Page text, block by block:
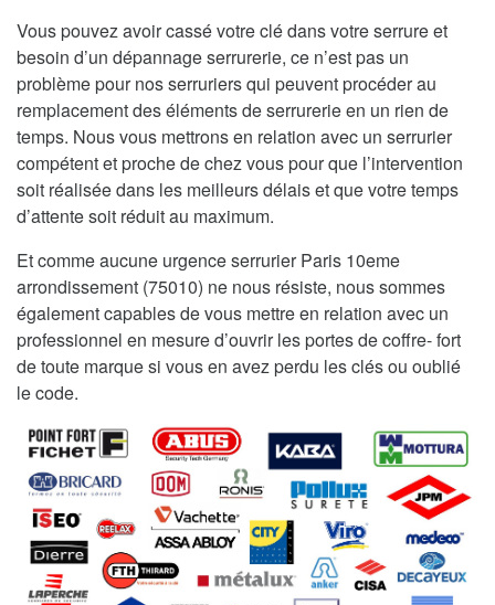
Vous pouvez avoir cassé votre clé dans votre serrure et
besoin d’un dépannage serrurerie, ce n’est pas un
problème pour nos serruriers qui peuvent procéder au
remplacement des éléments de serrurerie en un rien de
temps. Nous vous mettrons en relation avec un serrurier
compétent et proche de chez vous pour que l’intervention
soit réalisée dans les meilleurs délais et que votre temps
d’attente soit réduit au maximum.
Et comme aucune urgence serrurier Paris 10eme
arrondissement (75010) ne nous résiste, nous sommes
également capables de vous mettre en relation avec un
professionnel en mesure d’ouvrir les portes de coffre- fort
de toute marque si vous en avez perdu les clés ou oublié
le code.